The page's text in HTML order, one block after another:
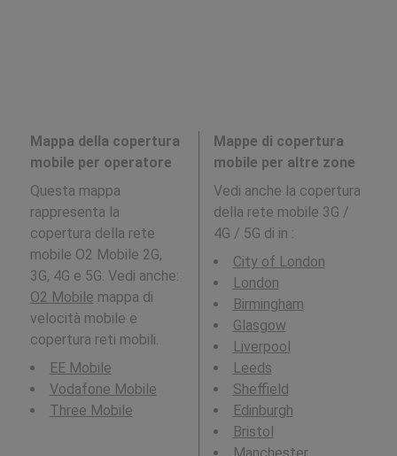
Mappa della copertura
mobile per operatore
Questa mappa
rappresenta la
copertura della rete
mobile O2 Mobile 2G,
3G, 4G e 5G. Vedi anche:
O2 Mobile mappa di
velocità mobile e
copertura reti mobili.
EE Mobile
Vodafone Mobile
Three Mobile
Mappe di copertura
mobile per altre zone
Vedi anche la copertura
della rete mobile 3G /
4G / 5G di in :
City of London
London
Birmingham
Glasgow
Liverpool
Leeds
Sheffield
Edinburgh
Bristol
Manchester